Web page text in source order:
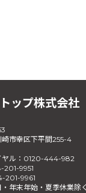
ップ株式会社
市幸区下平間255-4
ヤル：0120-444-982
9951
201-9961
年末年始・夏季休業除く